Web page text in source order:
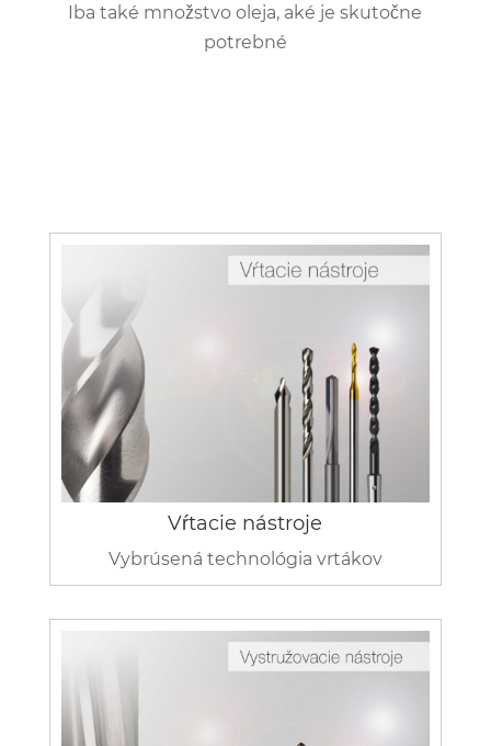
Iba také množstvo oleja, aké je skutočne
potrebné
Vŕtacie nástroje
Vybrúsená technológia vrtákov